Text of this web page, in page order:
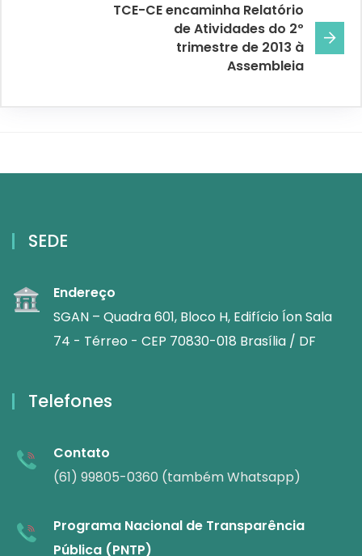
TCE-CE encaminha Relatório
de Atividades do 2º
trimestre de 2013 à
Assembleia
SEDE
Endereço
SGAN – Quadra 601, Bloco H, Edifício Íon Sala
74 - Térreo - CEP 70830-018 Brasília / DF
Telefones
Contato
(61) 99805-0360 (também Whatsapp)
Programa Nacional de Transparência
Pública (PNTP)